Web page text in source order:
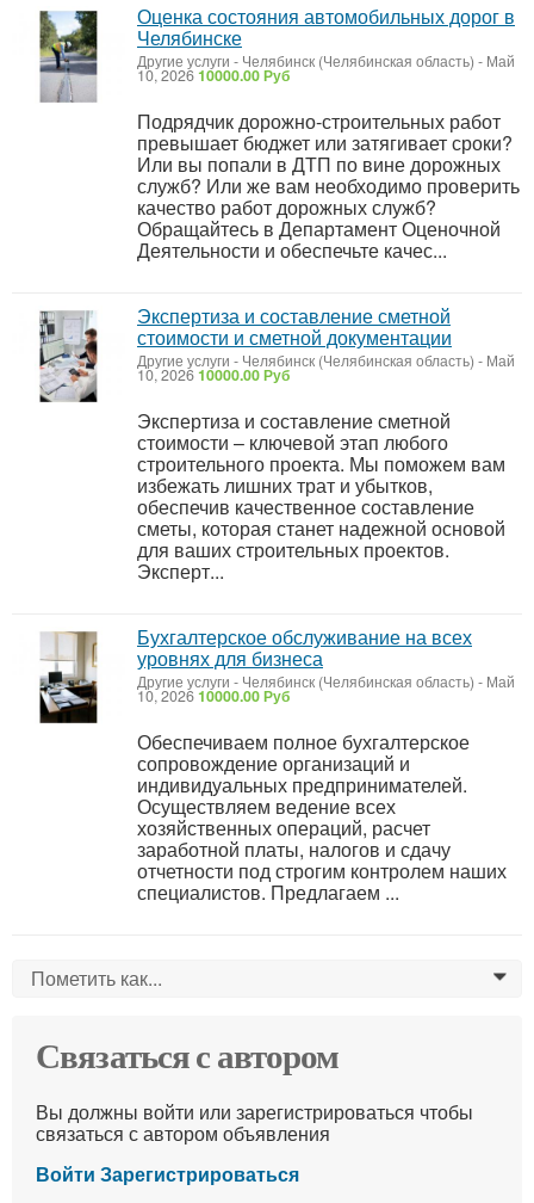
Оценка состояния автомобильных дорог в
Челябинске
Другие услуги - Челябинск (Челябинская область) - Май
10, 202610000.00 Руб
Подрядчик дорожно-строительных работ
превышает бюджет или затягивает сроки?
Или вы попали в ДТП по вине дорожных
служб? Или же вам необходимо проверить
качество работ дорожных служб?
Обращайтесь в Департамент Оценочной
Деятельности и обеспечьте качес...
Экспертиза и составление сметной
стоимости и сметной документации
Другие услуги - Челябинск (Челябинская область) - Май
10, 202610000.00 Руб
Экспертиза и составление сметной
стоимости – ключевой этап любого
строительного проекта. Мы поможем вам
избежать лишних трат и убытков,
обеспечив качественное составление
сметы, которая станет надежной основой
для ваших строительных проектов.
Эксперт...
Бухгалтерское обслуживание на всех
уровнях для бизнеса
Другие услуги - Челябинск (Челябинская область) - Май
10, 202610000.00 Руб
Обеспечиваем полное бухгалтерское
сопровождение организаций и
индивидуальных предпринимателей.
Осуществляем ведение всех
хозяйственных операций, расчет
заработной платы, налогов и сдачу
отчетности под строгим контролем наших
специалистов. Предлагаем ...
Пометить как... 0
Связаться с автором
Вы должны войти или зарегистрироваться чтобы
связаться с автором объявления
Войти Зарегистрироваться